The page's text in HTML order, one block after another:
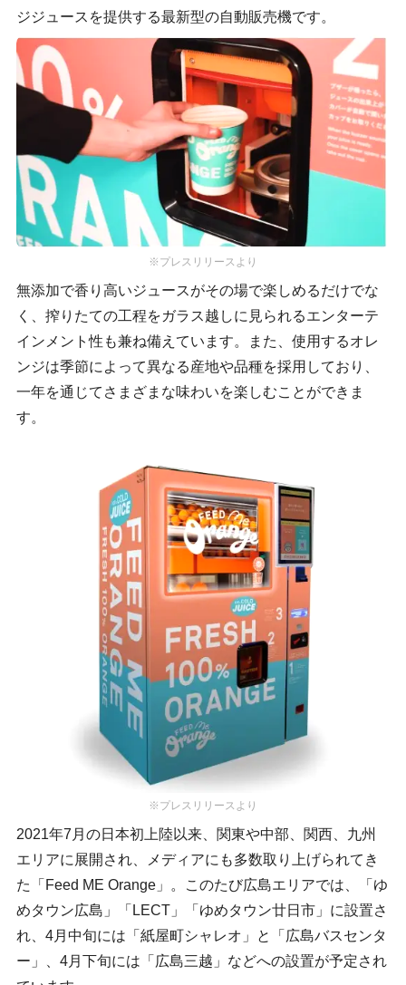
ジジュースを提供する最新型の自動販売機です。
※プレスリリースより
無添加で香り高いジュースがその場で楽しめるだけでな
く、搾りたての工程をガラス越しに見られるエンターテ
インメント性も兼ね備えています。また、使用するオレ
ンジは季節によって異なる産地や品種を採用しており、
一年を通じてさまざまな味わいを楽しむことができま
す。
※プレスリリースより
2021年7月の日本初上陸以来、関東や中部、関西、九州
エリアに展開され、メディアにも多数取り上げられてき
た「Feed ME Orange」。このたび広島エリアでは、「ゆ
めタウン広島」「LECT」「ゆめタウン廿日市」に設置さ
れ、4月中旬には「紙屋町シャレオ」と「広島バスセンタ
ー」、4月下旬には「広島三越」などへの設置が予定され